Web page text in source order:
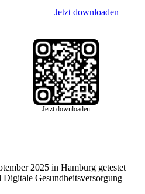
Jetzt downloaden
Jetzt downloaden
2025 in Hamburg getestet
Gesundheitsversorgung